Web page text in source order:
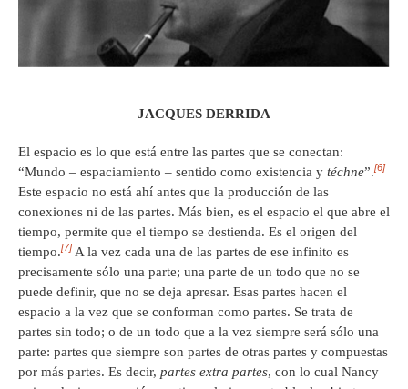
JACQUES DERRIDA
El espacio es lo que está entre las partes que se conectan:
“Mundo – espaciamiento – sentido como existencia y téchne”.[6]
Este espacio no está ahí antes que la producción de las
conexiones ni de las partes. Más bien, es el espacio el que abre el
tiempo, permite que el tiempo se destienda. Es el origen del
tiempo.[7] A la vez cada una de las partes de ese infinito es
precisamente sólo una parte; una parte de un todo que no se
puede definir, que no se deja apresar. Esas partes hacen el
espacio a la vez que se conforman como partes. Se trata de
partes sin todo; o de un todo que a la vez siempre será sólo una
parte: partes que siempre son partes de otras partes y compuestas
por más partes. Es decir, partes extra partes, con lo cual Nancy